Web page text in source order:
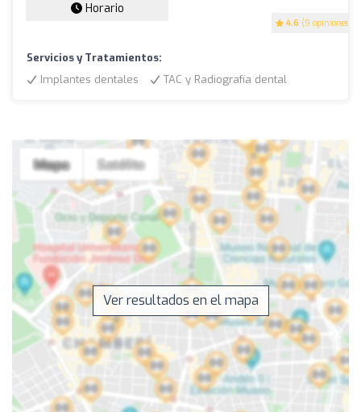
4.6 (9 opiniones)
Horario
Servicios y Tratamientos:
Implantes dentales
TAC y Radiografía dental
Ver resultados en el mapa